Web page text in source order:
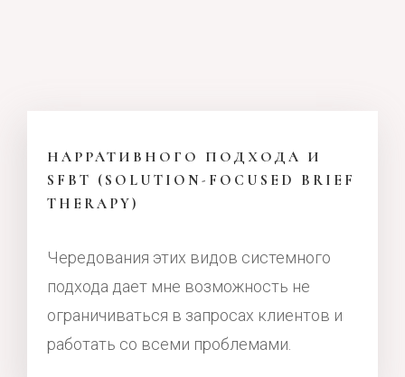
НАРРАТИВНОГО ПОДХОДА И
SFBT (SOLUTION-FOCUSED BRIEF
THERAPY)
Чередования этих видов системного
подхода дает мне возможность не
ограничиваться в запросах клиентов и
работать со всеми проблемами.